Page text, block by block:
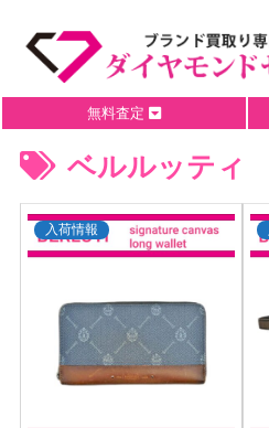
無料査定
ベルルッティ
入荷情報